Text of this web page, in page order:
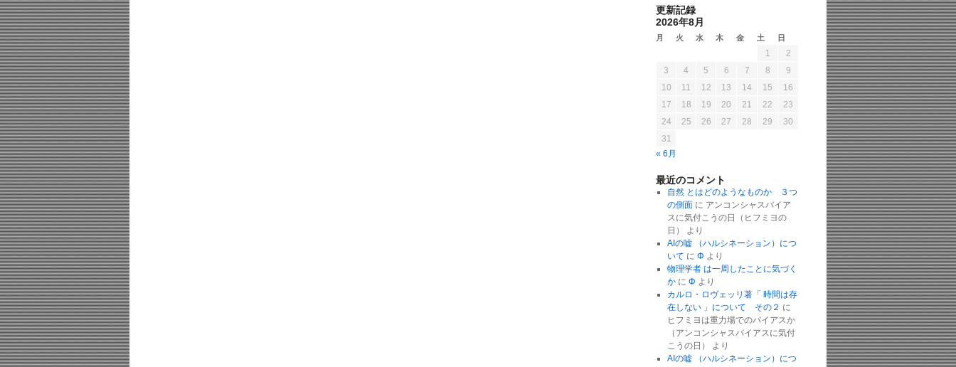
更新記録
2026年8月
月 火 水 木 金 土 日
1
2
3
4 5 6 7 8
9
10
11 12 13 14 15
16
17
18 19 20 21 22
23
24
25 26 27 28 29
30
31
« 6月
最近のコメント
自然 とはどのようなものか ３つ
の側面に アンコンシャスバイア
スに気付こうの日（ヒフミヨの
日）
より
AIの嘘 （ハルシネーション）につ
いて に Φ より
物理学者 は一周したことに気づく
かに Φ より
カルロ・ロヴェッリ著「 時間は存
在しない 」について その２ に
ヒフミヨは重力場でのバイアスか
（アンコンシャスバイアスに気付
こうの日）
より
AIの嘘 （ハルシネーション）につ